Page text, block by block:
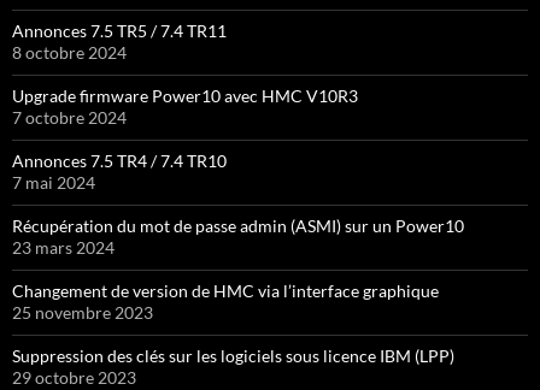
Annonces 7.5 TR5 / 7.4 TR11
8 octobre 2024
Upgrade firmware Power10 avec HMC V10R3
7 octobre 2024
Annonces 7.5 TR4 / 7.4 TR10
7 mai 2024
Récupération du mot de passe admin (ASMI) sur un Power10
23 mars 2024
Changement de version de HMC via l’interface graphique
25 novembre 2023
Suppression des clés sur les logiciels sous licence IBM (LPP)
29 octobre 2023